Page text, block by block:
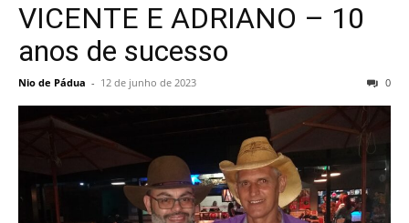
VICENTE E ADRIANO – 10
anos de sucesso
Nio de Pádua - 12 de junho de 2023 0